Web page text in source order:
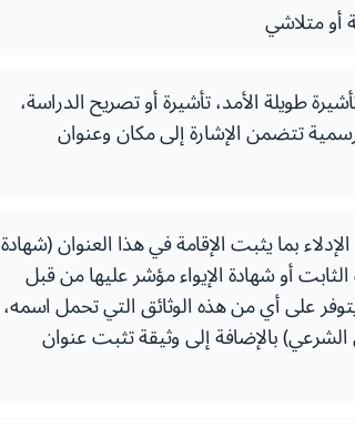
أو متلاشي
طويلة الأمد، تأشيرة أو تصريح الدراسة،
تتضمن الإشارة إلى مكان وعنوان
بما يثبت الإقامة في هذا العنوان (شهادة
الثابت أو شهادة الإيواء مؤشر عليها من قبل
على أي من هذه الوثائق التي تحمل اسمه،
بالإضافة إلى وثيقة تثبت عنوان